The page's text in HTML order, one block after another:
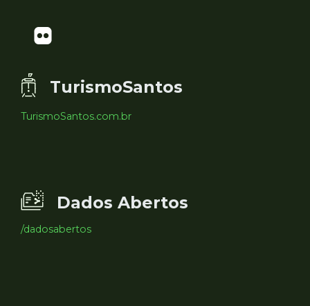
TurismoSantos
TurismoSantos.com.br
Dados Abertos
/dadosabertos